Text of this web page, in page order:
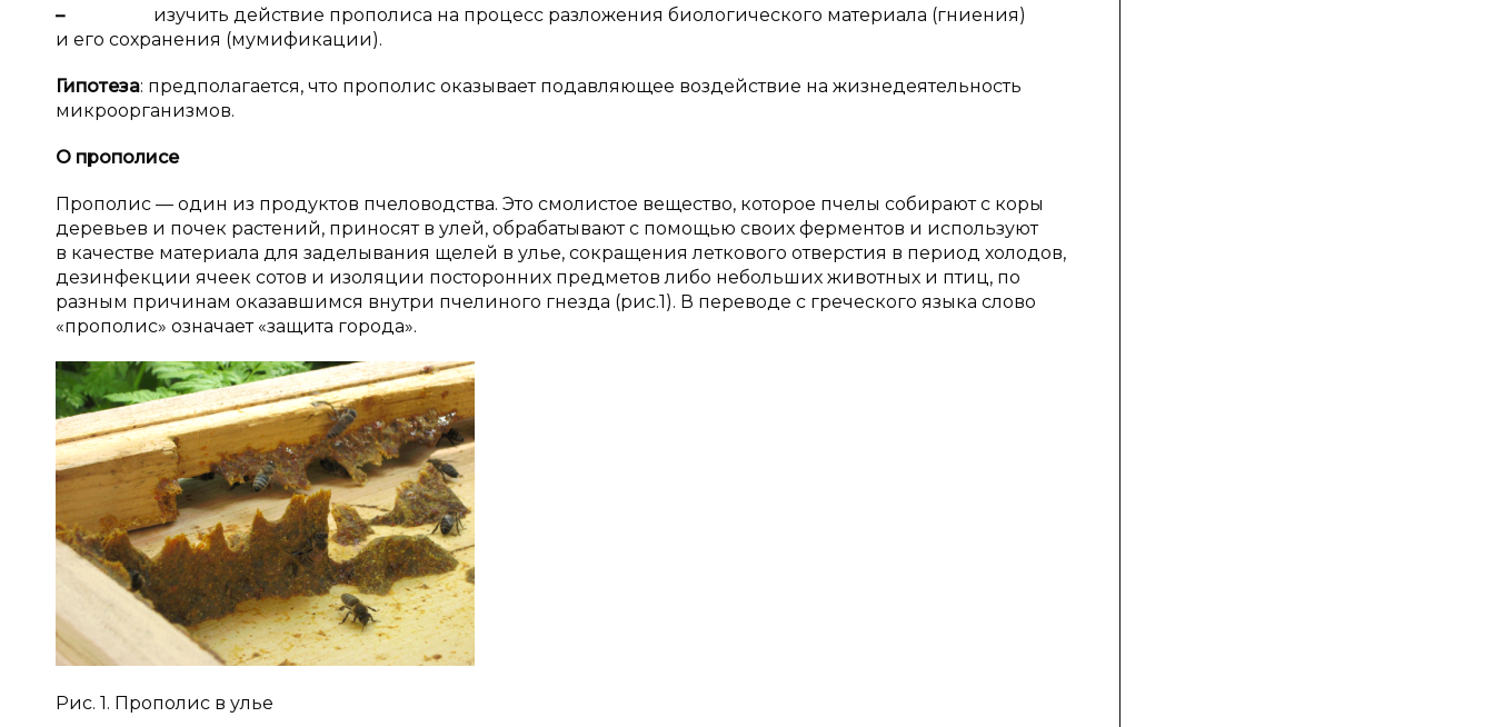
–изучить действие прополиса на процесс разложения биологического материала (гниения)
и его сохранения (мумификации).
Гипотеза: предполагается, что прополис оказывает подавляющее воздействие на жизнедеятельность
микроорганизмов.
О прополисе
Прополис — один из продуктов пчеловодства. Это смолистое вещество, которое пчелы собирают с коры
деревьев и почек растений, приносят в улей, обрабатывают с помощью своих ферментов и используют
в качестве материала для заделывания щелей в улье, сокращения леткового отверстия в период холодов,
дезинфекции ячеек сотов и изоляции посторонних предметов либо небольших животных и птиц, по
разным причинам оказавшимся внутри пчелиного гнезда (рис.1). В переводе с греческого языка слово
«прополис» означает «защита города».
Рис. 1. Прополис в улье